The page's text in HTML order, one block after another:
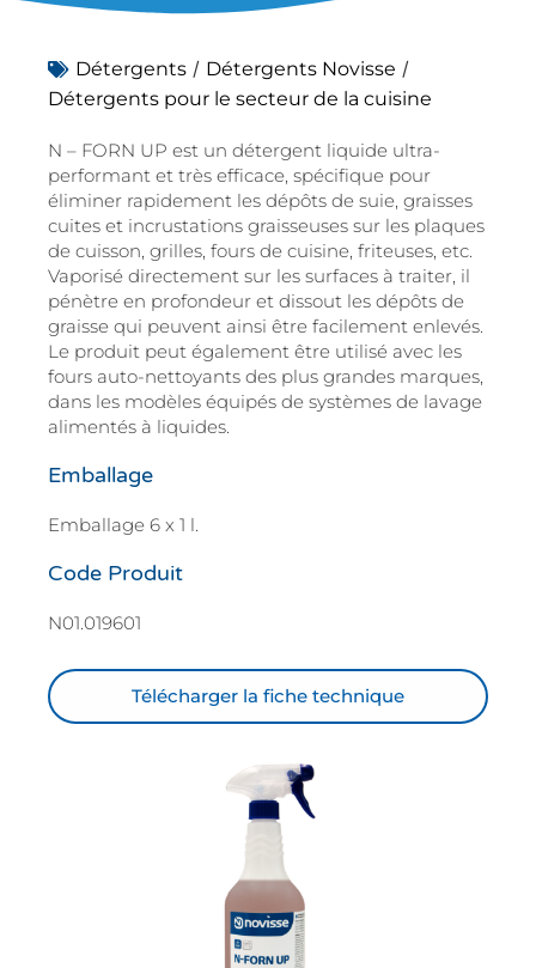
Détergents / Détergents Novisse /
Détergents pour le secteur de la cuisine
N – FORN UP est un détergent liquide ultra-
performant et très efficace, spécifique pour
éliminer rapidement les dépôts de suie, graisses
cuites et incrustations graisseuses sur les plaques
de cuisson, grilles, fours de cuisine, friteuses, etc.
Vaporisé directement sur les surfaces à traiter, il
pénètre en profondeur et dissout les dépôts de
graisse qui peuvent ainsi être facilement enlevés.
Le produit peut également être utilisé avec les
fours auto-nettoyants des plus grandes marques,
dans les modèles équipés de systèmes de lavage
alimentés à liquides.
Emballage
Emballage 6 x 1 l.
Code Produit
N01.019601
Télécharger la fiche technique